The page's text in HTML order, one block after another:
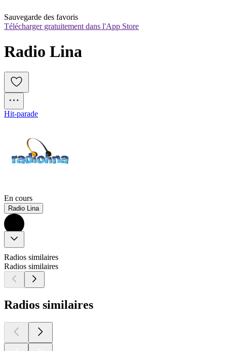
Sauvegarde des favoris
Télécharger gratuitement dans l'App Store
Radio Lina
Hit-parade
En cours
Radio Lina
Radios similaires
Radios similaires
Radios similaires